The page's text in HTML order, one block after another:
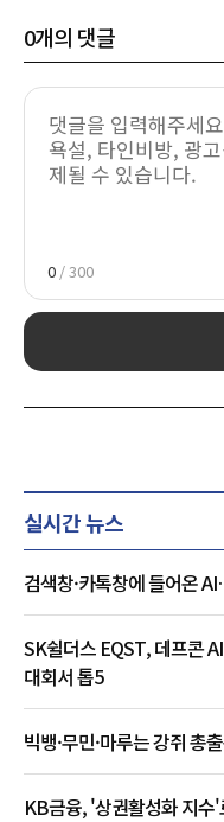
0개의 댓글
0 / 300
실시간 뉴스
검색창·카톡창에 들어온
SK쉴더스 EQST, 데프콘
대회서 톱5
빅뱅·무민·마루는 강쥐
KB금융, '상권활성화 지수